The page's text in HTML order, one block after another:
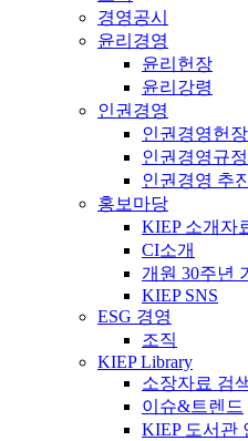
경영공시
윤리경영
윤리헌장
윤리강령
인권경영
인권경영헌장
인권경영규정
인권경영 추
홍보마당
KIEP 소개자
CI소개
개원 30주년
KIEP SNS
ESG 경영
조직
KIEP Library
소장자료 검
이슈&트렌드
KIEP 도서관